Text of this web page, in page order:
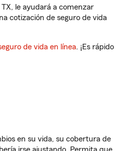
le ayudará a comenzar
cotización de seguro de vida
de vida en línea. ¡Es rápido
en su vida, su cobertura de